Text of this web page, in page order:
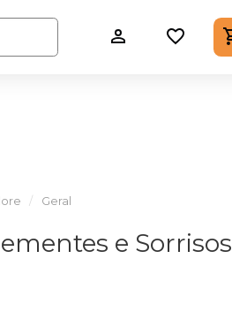
Geral
e Sorrisos